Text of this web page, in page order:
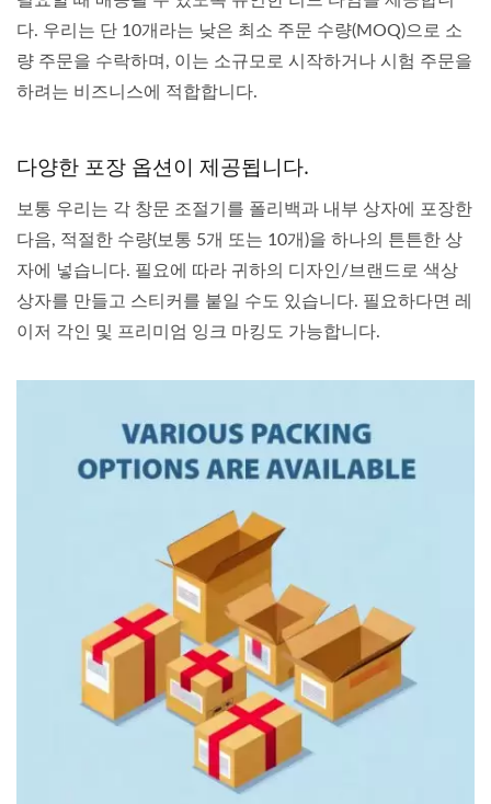
다. 우리는 단 10개라는 낮은 최소 주문 수량(MOQ)으로 소
량 주문을 수락하며, 이는 소규모로 시작하거나 시험 주문을
하려는 비즈니스에 적합합니다.
다양한 포장 옵션이 제공됩니다.
보통 우리는 각 창문 조절기를 폴리백과 내부 상자에 포장한
다음, 적절한 수량(보통 5개 또는 10개)을 하나의 튼튼한 상
자에 넣습니다. 필요에 따라 귀하의 디자인/브랜드로 색상
상자를 만들고 스티커를 붙일 수도 있습니다. 필요하다면 레
이저 각인 및 프리미엄 잉크 마킹도 가능합니다.